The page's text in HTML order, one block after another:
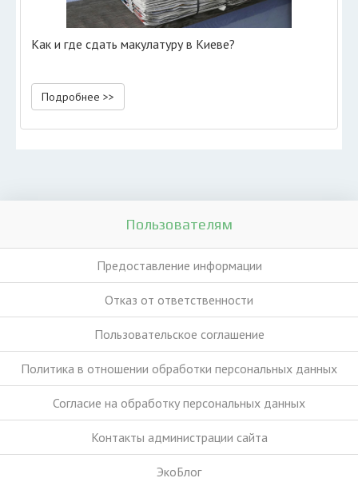
Как и где сдать макулатуру в Киеве?
Подробнее >>
Пользователям
Предоставление информации
Отказ от ответственности
Пользовательское соглашение
Политика в отношении обработки персональных данных
Согласие на обработку персональных данных
Контакты администрации сайта
ЭкоБлог